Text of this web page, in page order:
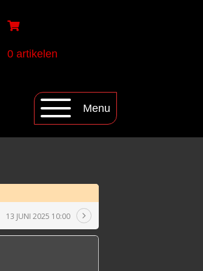
0 artikelen
Menu
13 JUNI 2025 10:00